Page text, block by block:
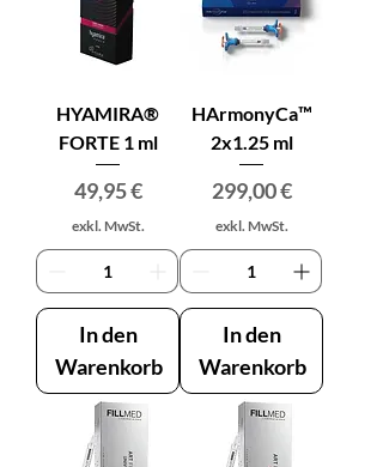
HYAMIRA®
FORTE 1 ml
Preis
49,95 €
exkl. MwSt.
In den
Warenkorb
HArmonyCa™
2x1.25 ml
Preis
299,00 €
exkl. MwSt.
In den
Warenkorb